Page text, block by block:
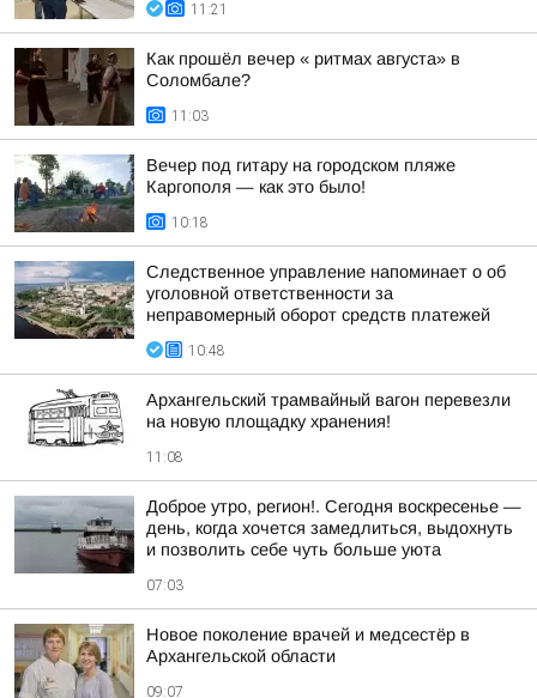
11:21
Как прошёл вечер « ритмах августа» в
Соломбале?
11:03
Вечер под гитару на городском пляже
Каргополя — как это было!
10:18
Следственное управление напоминает о об
уголовной ответственности за
неправомерный оборот средств платежей
10:48
Архангельский трамвайный вагон перевезли
на новую площадку хранения!
11:08
Доброе утро, регион!. Сегодня воскресенье —
день, когда хочется замедлиться, выдохнуть
и позволить себе чуть больше уюта
07:03
Новое поколение врачей и медсестёр в
Архангельской области
09:07